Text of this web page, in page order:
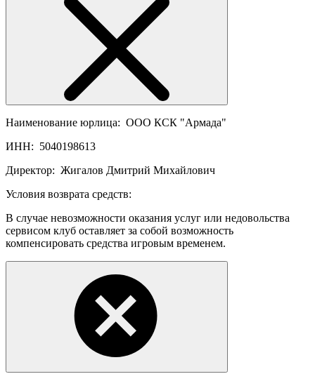
Наименование юрлица: ООО КСК "Армада"
ИНН: 5040198613
Директор: Жигалов Дмитрий Михайлович
Условия возврата средств:
В случае невозможности оказания услуг или недовольства
сервисом клуб оставляет за собой возможность
компенсировать средства игровым временем.